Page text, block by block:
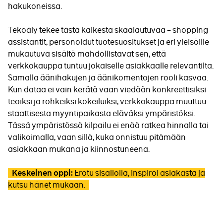
hakukoneissa.
Tekoäly tekee tästä kaikesta skaalautuvaa – shopping
assistantit, personoidut tuotesuositukset ja eri yleisöille
mukautuva sisältö mahdollistavat sen, että
verkkokauppa tuntuu jokaiselle asiakkaalle relevantilta.
Samalla äänihakujen ja äänikomentojen rooli kasvaa.
Kun dataa ei vain kerätä vaan viedään konkreettisiksi
teoiksi ja rohkeiksi kokeiluiksi, verkkokauppa muuttuu
staattisesta myyntipaikasta eläväksi ympäristöksi.
Tässä ympäristössä kilpailu ei enää ratkea hinnalla tai
valikoimalla, vaan sillä, kuka onnistuu pitämään
asiakkaan mukana ja kiinnostuneena.
Keskeinen oppi: Erotu sisällöllä, inspiroi asiakasta ja
kutsu hänet mukaan.